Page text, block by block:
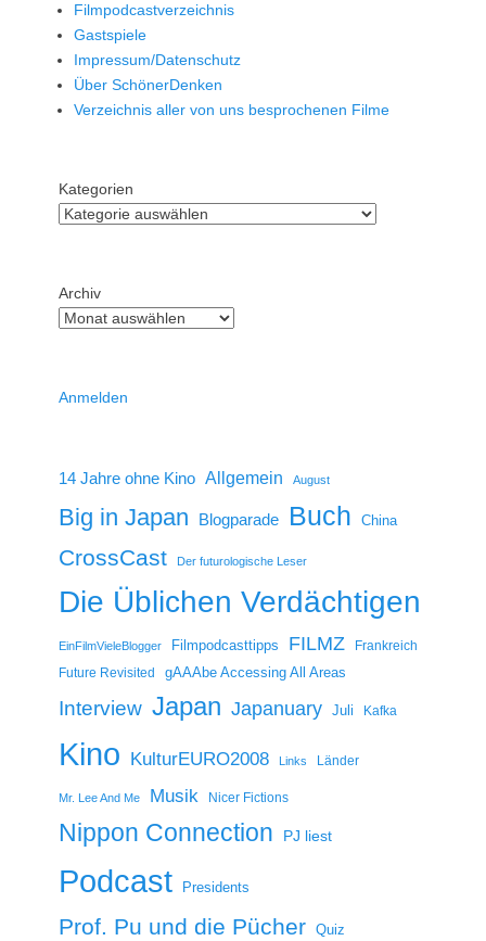
Filmpodcastverzeichnis
Gastspiele
Impressum/Datenschutz
Über SchönerDenken
Verzeichnis aller von uns besprochenen Filme
Kategorien
Archiv
Anmelden
14 Jahre ohne Kino Allgemein August
Big in Japan Blogparade Buch China
CrossCast Der futurologische Leser
Die Üblichen Verdächtigen
EinFilmVieleBlogger Filmpodcasttipps FILMZ
Frankreich
Future Revisited
gAAAbe Accessing All Areas
Interview Japan Japanuary Juli Kafka
Kino KulturEURO2008 Links Länder
Mr. Lee And Me Musik Nicer Fictions
Nippon Connection PJ liest
Podcast Presidents
Prof. Pu und die Pücher Quiz